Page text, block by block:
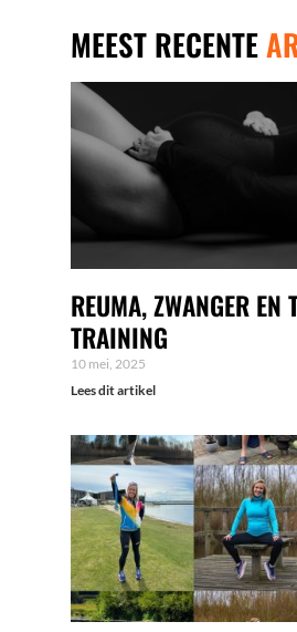
MEEST RECENTE
REUMA, ZWANGER EN
TRAINING
10 mei, 2025
Lees dit artikel